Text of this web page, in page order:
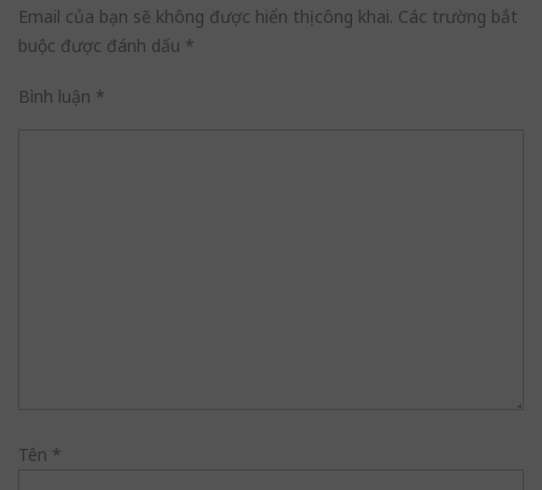
Email của bạn sẽ không được hiển thị công khai. Các trường bắt
buộc được đánh dấu *
Bình luận *
Tên *